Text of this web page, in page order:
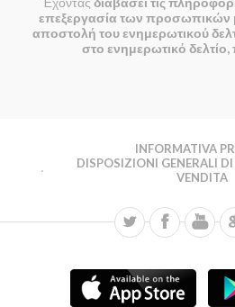
επεξεργασία των προσωπικών
αποστολή του ενημερωτικού
στο ενημερωτικό
INFORMATIVA
DISPOSIZIONI GENERALI
VENDITA